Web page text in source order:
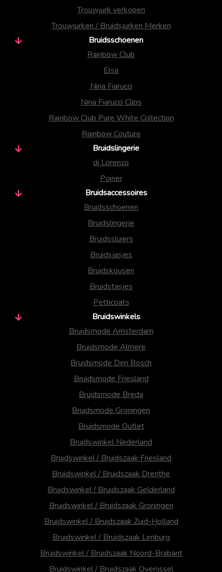
Trouwjurk verkopen
Trouwjurken / Bruidsjurken Merken
Bruidsschoenen
Rainbow Club
Elsa
Nina Fiarucci
Nina Fiarucci Clips
Rainbow Club Pure White Collection
Rainbow Couture
Bruidslingerie
di Lorenzo
Poirier
Bruidsaccessoires
Bruidsschoenen
Bruidslingerie
Bruidssluiers
Bruidsjasjes
Bruidskousen
Bruidstasjes
Petticoats
Bruidswinkels
Bruidsmode Amsterdam
Bruidsmode Almere
Bruidsmode Den Bosch
Bruidsmode Friesland
Bruidsmode Breda
Bruidsmode Groningen
Bruidsmode Outlet
Bruidswinkel Nederland
Bruidswinkel / Bruidszaak Friesland
Bruidswinkel / Bruidszaak Drenthe
Bruidswinkel / Bruidszaak Gelderland
Bruidswinkel / Bruidszaak Groningen
Bruidswinkel / Bruidszaak Zuid-Holland
Bruidswinkel / Bruidszaak Limburg
Bruidswinkel / Bruidszaak Noord-Brabant
Bruidswinkel / Bruidszaak Overijssel